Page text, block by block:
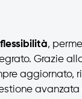
,
Grazie
aggiornato,